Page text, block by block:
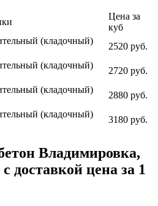
Цена за
куб
(кладочный)
2520 руб.
(кладочный)
2720 руб.
(кладочный)
2880 руб.
(кладочный)
3180 руб.
Владимировка,
доставкой цена за 1